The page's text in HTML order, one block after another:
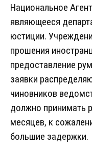
Национальное
являющееся
юстиции.
прошения
предоставление
заявки
чиновников
должно принимать
месяцев, к
большие задержки.